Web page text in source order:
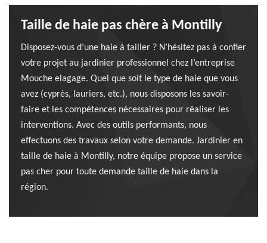
Taille de haie pas chère à Montilly
Disposez-vous d’une haie à tailler ? N’hésitez pas à confier
votre projet au jardinier professionnel chez l’entreprise
Mouche elagage. Quel que soit le type de haie que vous
avez (cyprès, lauriers, etc.), nous disposons les savoir-
faire et les compétences nécessaires pour réaliser les
interventions. Avec des outils performants, nous
effectuons des travaux selon votre demande. Jardinier en
taille de haie à Montilly, notre équipe propose un service
pas cher pour toute demande taille de haie dans la
région.